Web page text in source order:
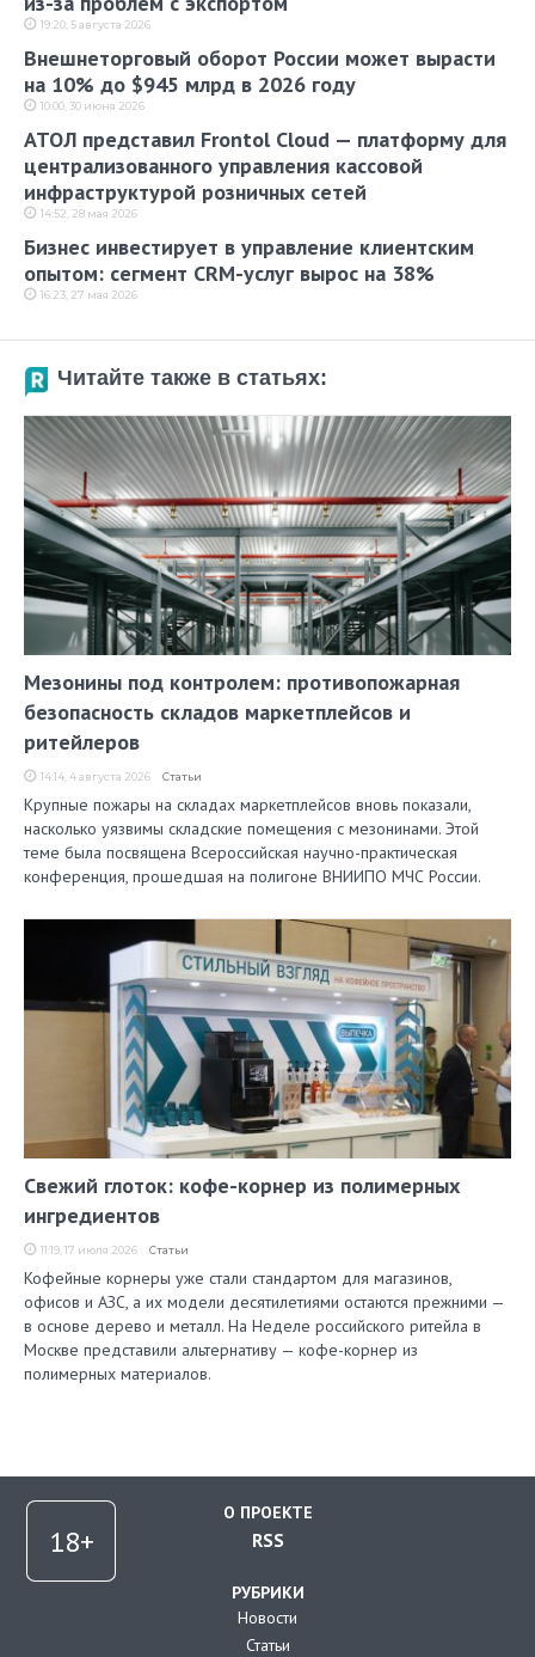
19:20, 5 августа 2026
Внешнеторговый оборот России может вырасти
на 10% до $945 млрд в 2026 году
10:00, 30 июня 2026
АТОЛ представил Frontol Cloud — платформу для
централизованного управления кассовой
инфраструктурой розничных сетей
14:52, 28 мая 2026
Бизнес инвестирует в управление клиентским
опытом: сегмент CRM-услуг вырос на 38%
16:23, 27 мая 2026
Читайте также в статьях:
Мезонины под контролем: противопожарная
безопасность складов маркетплейсов и
ритейлеров
14:14, 4 августа 2026 Статьи
Крупные пожары на складах маркетплейсов вновь показали,
насколько уязвимы складские помещения с мезонинами. Этой
теме была посвящена Всероссийская научно-практическая
конференция, прошедшая на полигоне ВНИИПО МЧС России.
Свежий глоток: кофе-корнер из полимерных
ингредиентов
11:19, 17 июля 2026 Статьи
Кофейные корнеры уже стали стандартом для магазинов,
офисов и АЗС, а их модели десятилетиями остаются прежними —
в основе дерево и металл. На Неделе российского ритейла в
Москве представили альтернативу — кофе-корнер из
полимерных материалов.
О ПРОЕКТЕ
RSS
РУБРИКИ
Новости
Статьи